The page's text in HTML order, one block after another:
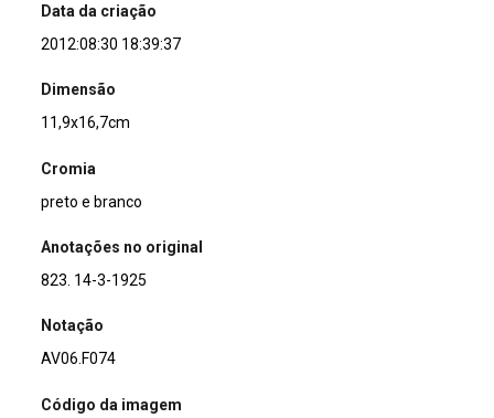
Data da criação
2012:08:30 18:39:37
Dimensão
11,9x16,7cm
Cromia
preto e branco
Anotações no original
823. 14-3-1925
Notação
AV06.F074
Código da imagem